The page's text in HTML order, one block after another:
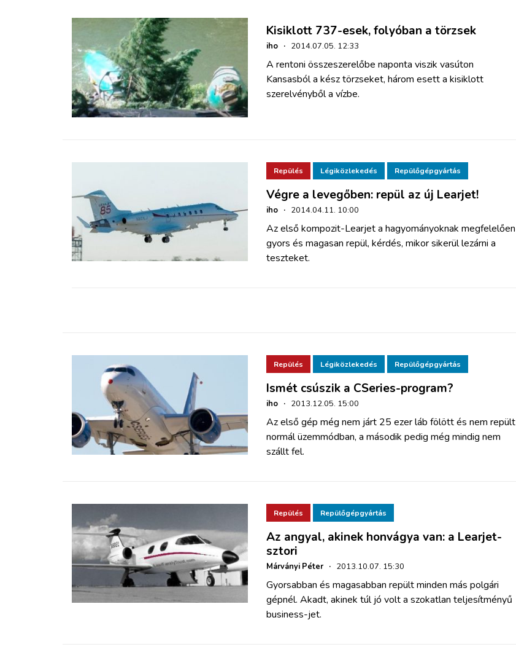
Kisiklott 737-esek, folyóban a törzsek
iho · 2014.07.05. 12:33
A rentoni összeszerelőbe naponta viszik vasúton
Kansasból a kész törzseket, három esett a kisiklott
szerelvényből a vízbe.
Repülés Légiközlekedés Repülőgépgyártás
Végre a levegőben: repül az új Learjet!
iho · 2014.04.11. 10:00
Az első kompozit-Learjet a hagyományoknak megfelelően
gyors és magasan repül, kérdés, mikor sikerül lezárni a
teszteket.
Repülés Légiközlekedés Repülőgépgyártás
Ismét csúszik a CSeries-program?
iho · 2013.12.05. 15:00
Az első gép még nem járt 25 ezer láb fölött és nem repült
normál üzemmódban, a második pedig még mindig nem
szállt fel.
Repülés Repülőgépgyártás
Az angyal, akinek honvágya van: a Learjet-
sztori
Márványi Péter · 2013.10.07. 15:30
Gyorsabban és magasabban repült minden más polgári
gépnél. Akadt, akinek túl jó volt a szokatlan teljesítményű
business-jet.